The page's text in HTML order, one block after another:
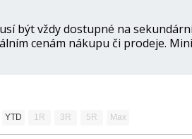
být vždy dostupné na
cenám nákupu či prodeje.
YTD 1R 3R 5R Max